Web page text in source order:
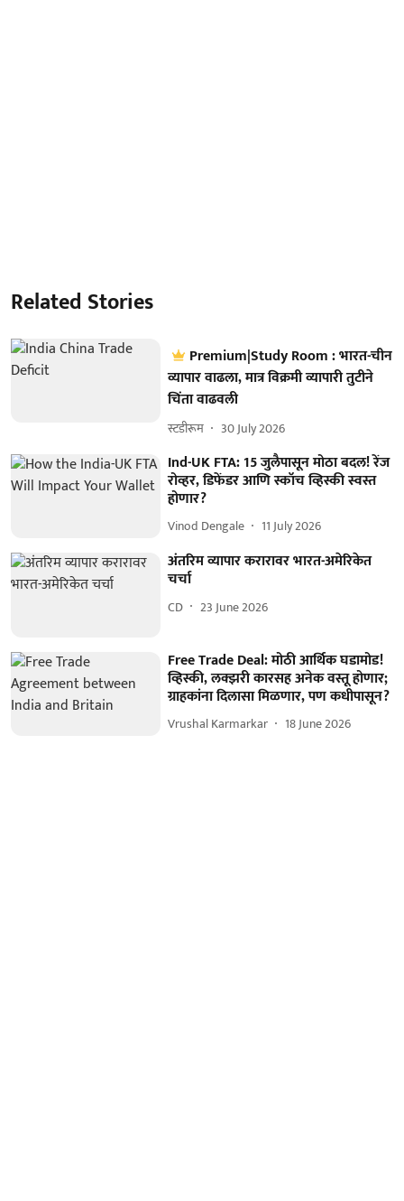
Related Stories
Premium|Study Room : भारत-चीन
व्यापार वाढला, मात्र विक्रमी व्यापारी तुटीने
चिंता वाढवली
स्टडीरूम 30 July 2026
Ind-UK FTA: 15 जुलैपासून मोठा बदल! रेंज
रोव्हर, डिफेंडर आणि स्कॉच व्हिस्की स्वस्त
होणार?
Vinod Dengale 11 July 2026
अंतरिम व्यापार करारावर भारत-अमेरिकेत
चर्चा
CD 23 June 2026
Free Trade Deal: मोठी आर्थिक घडामोड!
व्हिस्की, लक्झरी कारसह अनेक वस्तू होणार;
ग्राहकांना दिलासा मिळणार, पण कधीपासून?
Vrushal Karmarkar 18 June 2026